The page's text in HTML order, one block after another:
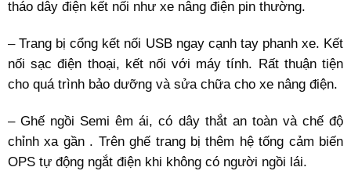
tháo dây điện kết nối như xe nâng điện pin thường.
– Trang bị cổng kết nối USB ngay cạnh tay phanh xe. Kết
nối sạc điện thoại, kết nối với máy tính. Rất thuận tiện
cho quá trình bảo dưỡng và sửa chữa cho xe nâng điện.
– Ghế ngồi Semi êm ái, có dây thắt an toàn và chế độ
chỉnh xa gần . Trên ghế trang bị thêm hệ tống cảm biến
OPS tự động ngắt điện khi không có người ngồi lái.